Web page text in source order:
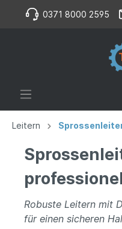
0371 8000 2595
Leitern
Robuste Leitern mit
für einen sicheren